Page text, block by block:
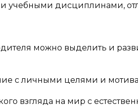
учебными дисциплинами,
можно выделить и
с личными целями и
взгляда на мир с